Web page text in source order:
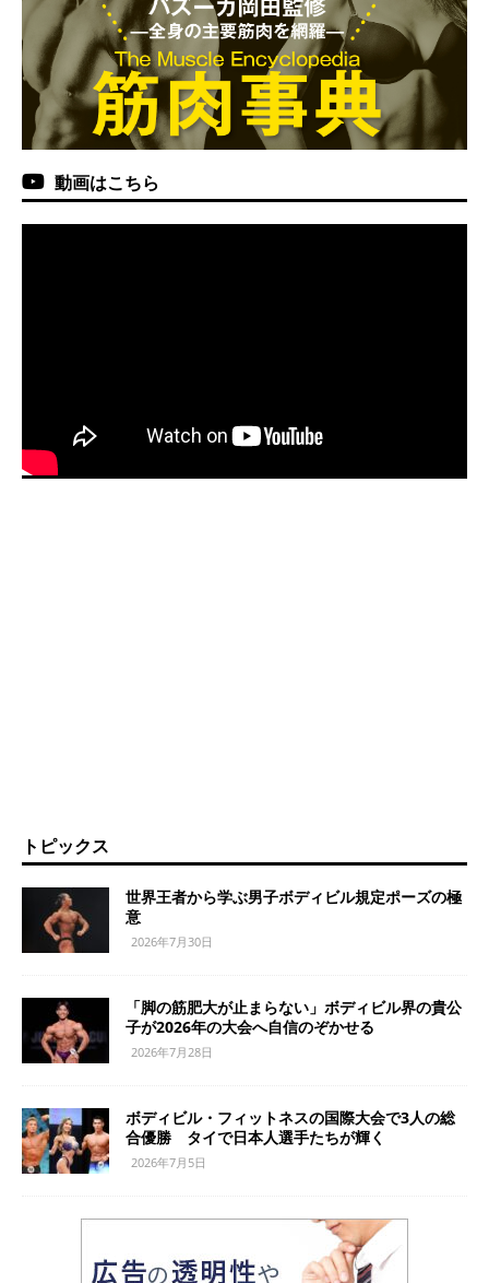
動画はこちら
トピックス
世界王者から学ぶ男子ボディビル規定ポーズの極
意
2026年7月30日
「脚の筋肥大が止まらない」ボディビル界の貴公
子が2026年の大会へ自信のぞかせる
2026年7月28日
ボディビル・フィットネスの国際大会で3人の総
合優勝 タイで日本人選手たちが輝く
2026年7月5日